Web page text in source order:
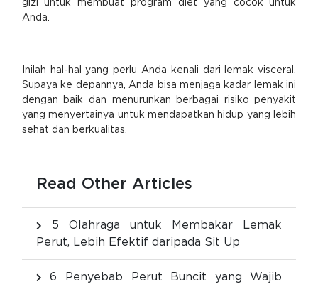
gizi untuk membuat program diet yang cocok untuk
Anda.
Inilah hal-hal yang perlu Anda kenali dari lemak visceral.
Supaya ke depannya, Anda bisa menjaga kadar lemak ini
dengan baik dan menurunkan berbagai risiko penyakit
yang menyertainya untuk mendapatkan hidup yang lebih
sehat dan berkualitas.
Read Other Articles
5 Olahraga untuk Membakar Lemak
Perut, Lebih Efektif daripada Sit Up
6 Penyebab Perut Buncit yang Wajib